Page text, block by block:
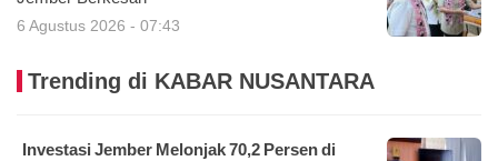
6 Agustus 2026 - 07:43
Trending di KABAR NUSANTARA
Investasi Jember Melonjak 70,2 Persen di